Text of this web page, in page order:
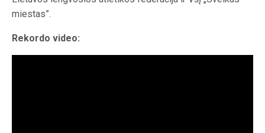
miestas”.
Rekordo video: